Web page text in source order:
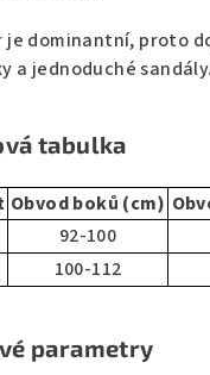
je dominantní, proto
a jednoduché sandály.
tabulka
Obvod boků (cm)
92-100
100-112
parametry